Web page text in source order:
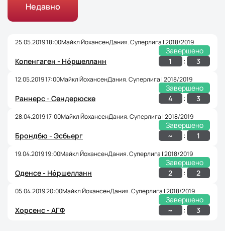
Недавно
25.05.2019 18:00Майкл ЙохансенДания. Суперлига | 2018/2019
Завершено
Копенгаген - Но́ршелланн
1 : 3
12.05.2019 17:00Майкл ЙохансенДания. Суперлига | 2018/2019
Завершено
Раннерс - Сендерюске
4 : 3
28.04.2019 17:00Майкл ЙохансенДания. Суперлига | 2018/2019
Завершено
Брондбю - Эсбьерг
~ : 1
19.04.2019 19:00Майкл ЙохансенДания. Суперлига | 2018/2019
Завершено
Оденсе - Но́ршелланн
2 : 2
05.04.2019 20:00Майкл ЙохансенДания. Суперлига | 2018/2019
Завершено
Хорсенс - АГФ
~ : 3